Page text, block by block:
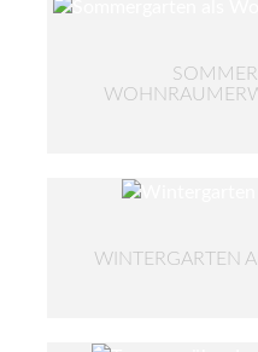
WINTERGARTEN